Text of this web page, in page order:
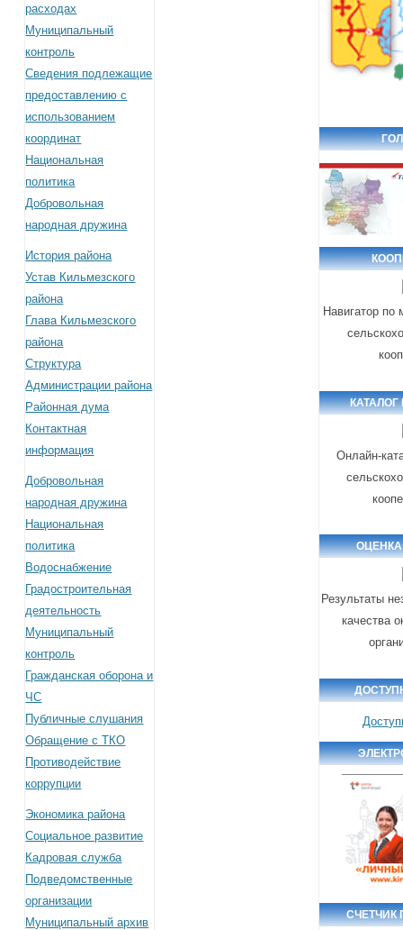
расходах
Муниципальный
контроль
Сведения подлежащие
предоставлению с
использованием
координат
Национальная
политика
Добровольная
народная дружина
История района
Устав Кильмезского
района
Глава Кильмезского
района
Структура
Администрации района
Районная дума
Контактная
информация
Добровольная
народная дружина
Национальная
политика
Водоснабжение
Градостроительная
деятельность
Муниципальный
контроль
Гражданская оборона и
ЧС
Публичные слушания
Обращение с ТКО
Противодействие
коррупции
Экономика района
Социальное развитие
Кадровая служба
Подведомственные
организации
Муниципальный архив
Навигатор по
Онлайн-
Результаты
качества